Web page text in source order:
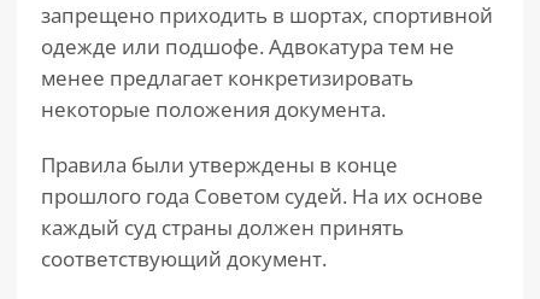
запрещено приходить в шортах, спортивной
одежде или подшофе. Адвокатура тем не
менее предлагает конкретизировать
некоторые положения документа.
Правила были утверждены в конце
прошлого года Советом судей. На их основе
каждый суд страны должен принять
соответствующий документ.